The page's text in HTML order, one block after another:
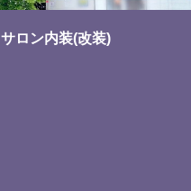
サロン内装(改装)